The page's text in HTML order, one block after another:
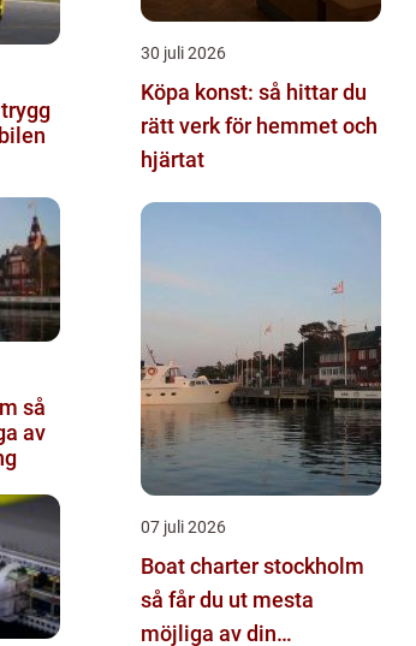
av
30 juli 2026
Köpa konst: så hittar du
rätt verk för hemmet och
hjärtat
07 juli 2026
Boat charter stockholm
så får du ut mesta
möjliga av din